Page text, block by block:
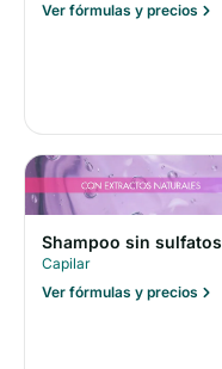
Ver fórmulas y precios
Shampoo sin sulfatos
Capilar
Ver fórmulas y precios